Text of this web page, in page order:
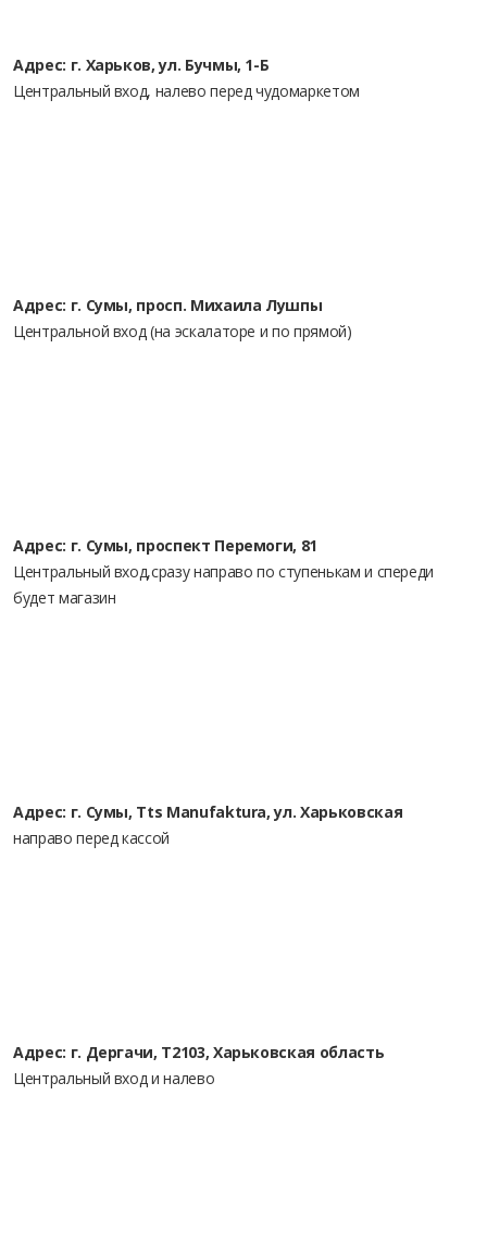
Адрес: г. Харьков, ул. Бучмы, 1-Б
Центральный вход, налево перед чудомаркетом
Адрес: г. Сумы, просп. Михаила Лушпы
Центральной вход (на эскалаторе и по прямой)
Адрес: г. Сумы, проспект Перемоги, 81
Центральный вход,сразу направо по ступенькам и спереди
будет магазин
Адрес: г. Сумы, Tts Manufaktura, ул. Харьковская
направо перед кассой
Адрес: г. Дергачи, Т2103, Харьковская область
Центральный вход и налево